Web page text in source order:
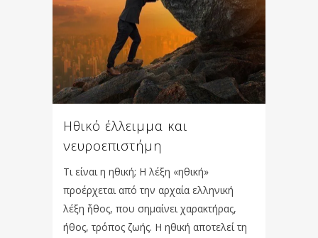
Ηθικό έλλειμμα και
νευροεπιστήμη
Τι είναι η ηθική; Η λέξη «ηθική»
προέρχεται από την αρχαία ελληνική
λέξη ἦθος, που σημαίνει χαρακτήρας,
ήθος, τρόπος ζωής. Η ηθική αποτελεί τη